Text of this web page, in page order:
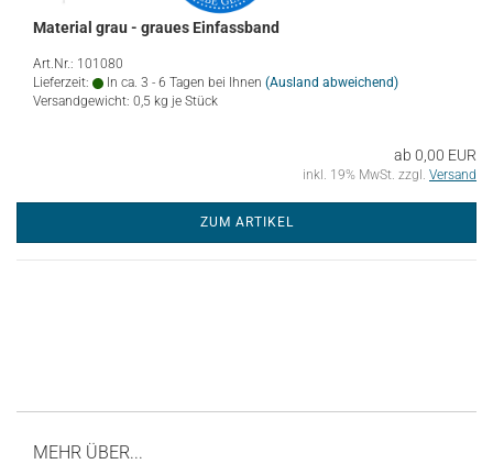
Material grau - graues Einfassband
Art.Nr.: 101080
Lieferzeit:
In ca. 3 - 6 Tagen bei Ihnen (Ausland abweichend)
Versandgewicht: 0,5 kg je Stück
ab 0,00 EUR
inkl. 19% MwSt. zzgl. Versand
ZUM ARTIKEL
MEHR ÜBER...